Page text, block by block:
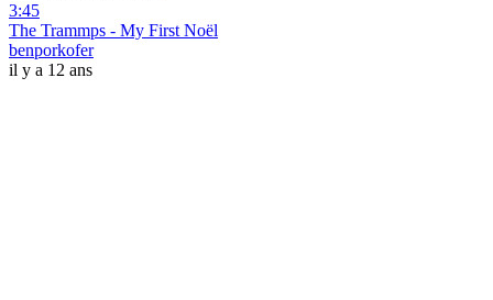
3:45
The Trammps - My First Noël
benporkofer
il y a 12 ans